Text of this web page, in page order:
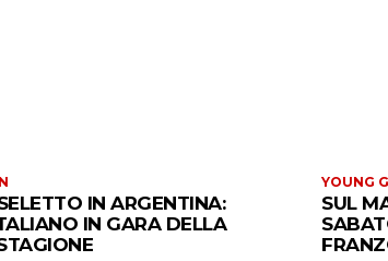
IN ARGENTINA:
IN GARA DELLA
YOUNG
SUL